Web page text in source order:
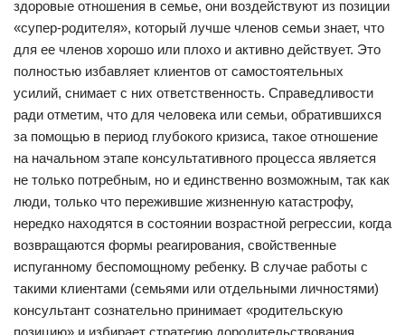
здоровые отношения в семье, они воздействуют из позиции
«супер-родителя», который лучше членов семьи знает, что
для ее членов хорошо или плохо и активно действует. Это
полностью избавляет клиентов от самостоятельных
усилий, снимает с них ответственность. Справедливости
ради отметим, что для человека или семьи, обратившихся
за помощью в период глубокого кризиса, такое отношение
на начальном этапе консультативного процесса является
не только потребным, но и единственно возможным, так как
люди, только что пережившие жизненную катастрофу,
нередко находятся в состоянии возрастной регрессии, когда
возвращаются формы реагирования, свойственные
испуганному беспомощному ребенку. В случае работы с
такими клиентами (семьями или отдельными личностями)
консультант сознательно принимает «родительскую
позицию» и избирает стратегию дородительствования,